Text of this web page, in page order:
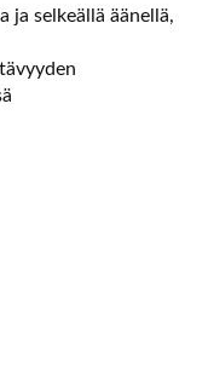
ja selkeällä äänellä,